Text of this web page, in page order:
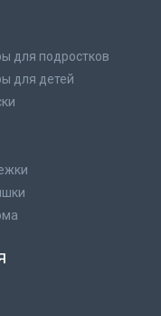
для подростков
для детей